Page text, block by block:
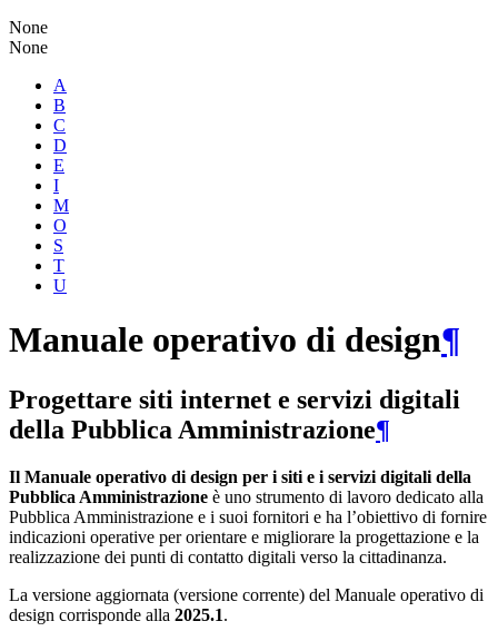
None
None
A
B
C
D
E
I
M
O
S
T
U
Manuale operativo di design¶
Progettare siti internet e servizi digitali
della Pubblica Amministrazione¶
Il Manuale operativo di design per i siti e i servizi digitali della
Pubblica Amministrazione è uno strumento di lavoro dedicato alla
Pubblica Amministrazione e i suoi fornitori e ha l’obiettivo di fornire
indicazioni operative per orientare e migliorare la progettazione e la
realizzazione dei punti di contatto digitali verso la cittadinanza.
La versione aggiornata (versione corrente) del Manuale operativo di
design corrisponde alla 2025.1.